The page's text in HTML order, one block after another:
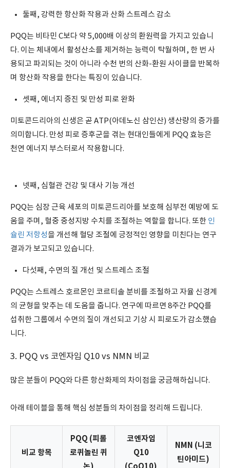
둘째, 강력한 항산화 작용과 산화 스트레스 감소
PQQ는 비타민 C보다 약 5,000배 이상의 환원력을 가지고 있습니
다. 이는 체내에서 활성산소를 제거하는 능력이 탁월하며, 한 번 사
용되고 파괴되는 것이 아니라 수천 번의 산화-환원 사이클을 반복하
며 항산화 작용을 한다는 특징이 있습니다.
셋째, 에너지 증진 및 만성 피로 완화
미토콘드리아의 신생은 곧 ATP(아데노신 삼인산) 생산량의 증가를
의미합니다. 만성 피로 증후군을 겪는 현대인들에게 PQQ 효능은
천연 에너지 부스터로서 작용합니다.
넷째, 심혈관 건강 및 대사 기능 개선
PQQ는 심장 근육 세포의 미토콘드리아를 보호해 심부전 예방에 도
움을 주며, 혈중 중성지방 수치를 조절하는 역할을 합니다. 또한 인
슐린 저항성을 개선해 혈당 조절에 긍정적인 영향을 미친다는 연구
결과가 보고되고 있습니다.
다섯째, 수면의 질 개선 및 스트레스 조절
PQQ는 스트레스 호르몬인 코르티솔 분비를 조절하고 자율 신경계
의 균형을 맞추는 데 도움을 줍니다. 연구에 따르면 8주간 PQQ를
섭취한 그룹에서 수면의 질이 개선되고 기상 시 피로도가 감소했습
니다.
3. PQQ vs 코엔자임 Q10 vs NMN 비교
많은 분들이 PQQ와 다른 항산화제의 차이점을 궁금해하십니다.
아래 테이블을 통해 핵심 성분들의 차이점을 정리해 드립니다.
비교 항목
PQQ (피롤
로퀴놀린 퀴
코엔자임
Q10
NMN (니코
틴아미드)